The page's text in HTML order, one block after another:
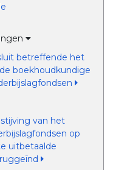
betreffende het
boekhoudkundige
van het
op
uitbetaalde